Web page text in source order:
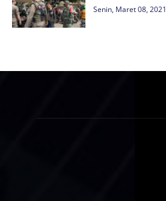
Senin, Maret 08, 2021